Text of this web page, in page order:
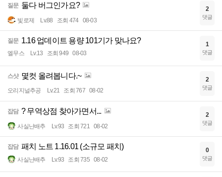
질문 둘다 버그인가요?
빛로제 Lv.88 조회 474 08-03
2
댓글
질문 1.16 업데이트 용량 101기가 맞나요?
엘무스 Lv.13 조회 949 08-03
1
댓글
스샷 몇컷 올려봅니다.~
오리지널추공 Lv.21 조회 767 08-02
2
댓글
잡담 ? 무역상점 찾아가면서...
사실난배추 Lv.93 조회 721 08-02
2
댓글
잡담 패치 노트 1.16.01 (소규모 패치)
사실난배추 Lv.93 조회 735 08-02
0
댓글